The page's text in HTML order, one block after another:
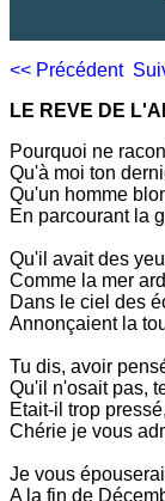
<< Précédent
LE REVE DE
Pourquoi ne
Qu'à moi ton
Qu'un homme
En parcourant la
Qu'il avait des
Comme la mer
Dans le ciel des
Annonçaient la
Tu dis, avoir
Qu'il n'osait pas,
Etait-il trop pressé,
Chérie je vous
Je vous
A la fin de